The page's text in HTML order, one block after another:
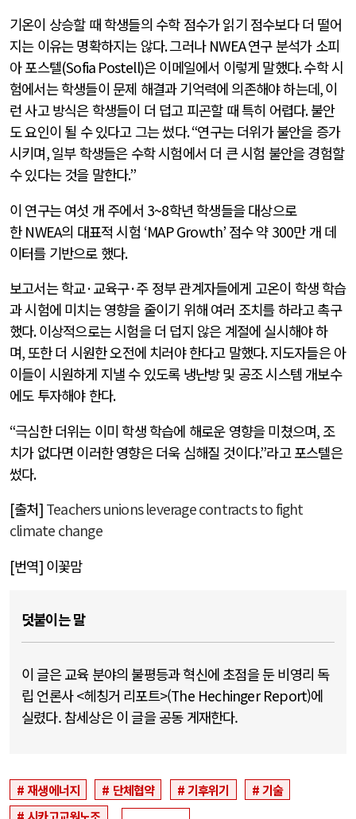
기온이 상승할 때 학생들의 수학 점수가 읽기 점수보다 더 떨어
지는 이유는 명확하지는 않다.그러나 NWEA연구 분석가 소피
아 포스텔(Sofia Postell)은 이메일에서 이렇게 말했다.수학 시
험에서는 학생들이 문제 해결과 기억력에 의존해야 하는데,이
런 사고 방식은 학생들이 더 덥고 피곤할 때 특히 어렵다.불안
도 요인이 될 수 있다고 그는 썼다. “연구는 더위가 불안을 증가
시키며,일부 학생들은 수학 시험에서 더 큰 시험 불안을 경험할
수 있다는 것을 말한다.”
이 연구는 여섯 개 주에서 3~8학년 학생들을 대상으로
한 NWEA의 대표적 시험 ‘MAP Growth’ 점수 약 300만 개 데
이터를 기반으로 했다.
보고서는 학교·교육구·주 정부 관계자들에게 고온이 학생 학습
과 시험에 미치는 영향을 줄이기 위해 여러 조치를 하라고 촉구
했다.이상적으로는 시험을 더 덥지 않은 계절에 실시해야 하
며,또한 더 시원한 오전에 치러야 한다고 말했다.지도자들은 아
이들이 시원하게 지낼 수 있도록 냉난방 및 공조 시스템 개보수
에도 투자해야 한다.
“극심한 더위는 이미 학생 학습에 해로운 영향을 미쳤으며, 조
치가 없다면 이러한 영향은 더욱 심해질 것이다.”라고 포스텔은
썼다.
[출처] Teachers unions leverage contracts to fight
climate change
[번역] 이꽃맘
덧붙이는 말
이 글은 교육 분야의 불평등과 혁신에 초점을 둔 비영리 독
립 언론사 <헤칭거 리포트>(The Hechinger Report)에
실렸다. 참세상은 이 글을 공동 게재한다.
재생에너지 단체협약 기후위기
기술